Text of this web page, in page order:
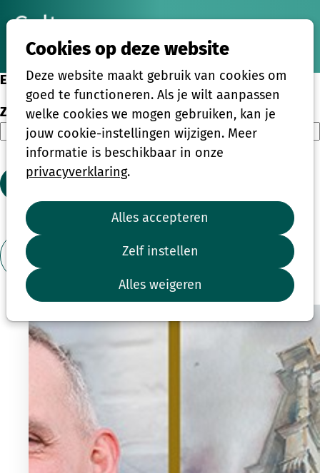
Cookies op deze website
Deze website maakt gebruik van cookies om
goed te functioneren. Als je wilt aanpassen
welke cookies we mogen gebruiken, kan je
jouw cookie-instellingen wijzigen. Meer
informatie is beschikbaar in onze
privacyverklaring.
Alles accepteren
Zelf instellen
Alles weigeren
Eenmalige activiteiten
Zoeken
Zoeken
2 3 4 ...